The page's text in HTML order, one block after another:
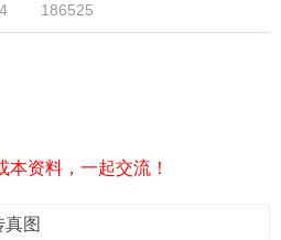
186525
资料，一起交流！
图